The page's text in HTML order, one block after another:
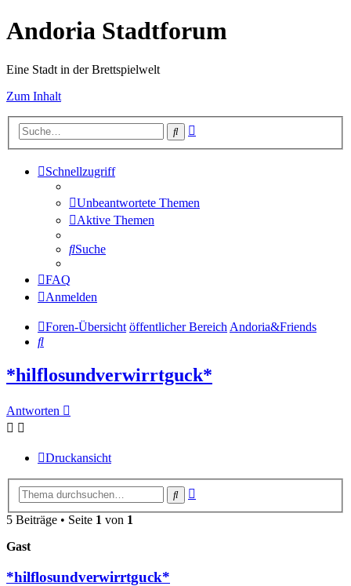
Andoria Stadtforum
Eine Stadt in der Brettspielwelt
Zum Inhalt
Suche
Schnellzugriff
Unbeantwortete Themen
Aktive Themen
Suche
FAQ
Anmelden
Foren-Übersicht öffentlicher BereichAndoria&Friends
Suche
*hilflosundverwirrtguck*
Antworten
Druckansicht
Suche
5 Beiträge • Seite 1 von 1
Gast
*hilflosundverwirrtguck*